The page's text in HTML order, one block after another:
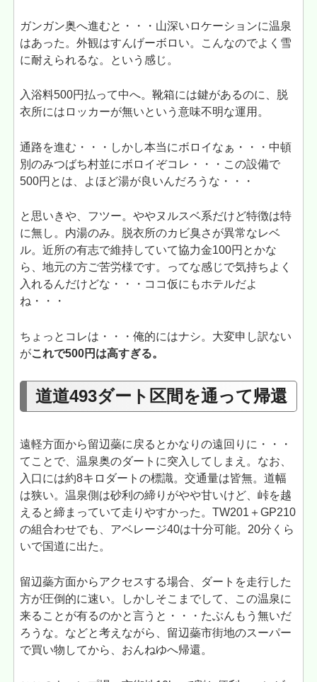
ガンガン奥へ進むと・・・山深いロケーションに温泉
はあった。外観はすんげーボロい。こんなのでよく雪
に耐えられるな。という感じ。
入浴料500円払って中へ。靴箱には鍵があるのに、脱
衣所にはロッカーが無いという意味不明な運用。
通路を進む・・・しかし本当にボロイなぁ・・・中頓
別のみつばち村並にボロイぞコレ・・・この設備で
500円とは、よほど湯が良いんだろうな・・・
と思いきや、フツー。ややヌルスベ系だけど特徴は特
に無し。内湯のみ。脱衣所のカビ臭さが異常なレベ
ル。近所の有志で維持していて協力金100円とかな
ら、地元の方ご苦労様です。ってな感じで気持ちよく
入れるんだけどな・・・ココ仮にもホテルだよ
ね・・・
ちょっとコレは・・・俺的にはナシ。大変申し訳ない
がこれで500円は高すぎる。
道道493ダート区間を通って帰還
遠軽方面から留辺蘂に戻るとかなりの遠回りに・・・
てことで、温泉奥のダートに突入してしまえ。なお、
入口には約8キロダートの標識。交通量は皆無。道幅
は狭い。温泉側は砂利の締りがやや甘いけど、峠を越
えると締まっていて走りやすかった。TW201＋GP210
の組合わせでも、アベレージ40は十分可能。20分くら
いで国道に出た。
留辺蘂方面からアクセスする場合、ダートを走行した
方が圧倒的に速い。しかしそこまでして、この温泉に
来ることが有るのかと言うと・・・たぶんもう無いだ
ろうな。などと考えながら、留辺蘂市街地のスーパー
で買い物してから、おんねゆへ帰還。